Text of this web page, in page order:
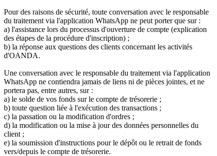
Pour des raisons de sécurité, toute conversation avec le responsable
du traitement via l'application WhatsApp ne peut porter que sur :
a) l'assistance lors du processus d'ouverture de compte (explication
des étapes de la procédure d'inscription) ;
b) la réponse aux questions des clients concernant les activités
d'OANDA.
Une conversation avec le responsable du traitement via l'application
WhatsApp ne contiendra jamais de liens ni de pièces jointes, et ne
portera pas, entre autres, sur :
a) le solde de vos fonds sur le compte de trésorerie ;
b) toute question liée à l'exécution des transactions ;
c) la passation ou la modification d'ordres ;
d) la modification ou la mise à jour des données personnelles du
client ;
e) la soumission d'instructions pour le dépôt ou le retrait de fonds
vers/depuis le compte de trésorerie.